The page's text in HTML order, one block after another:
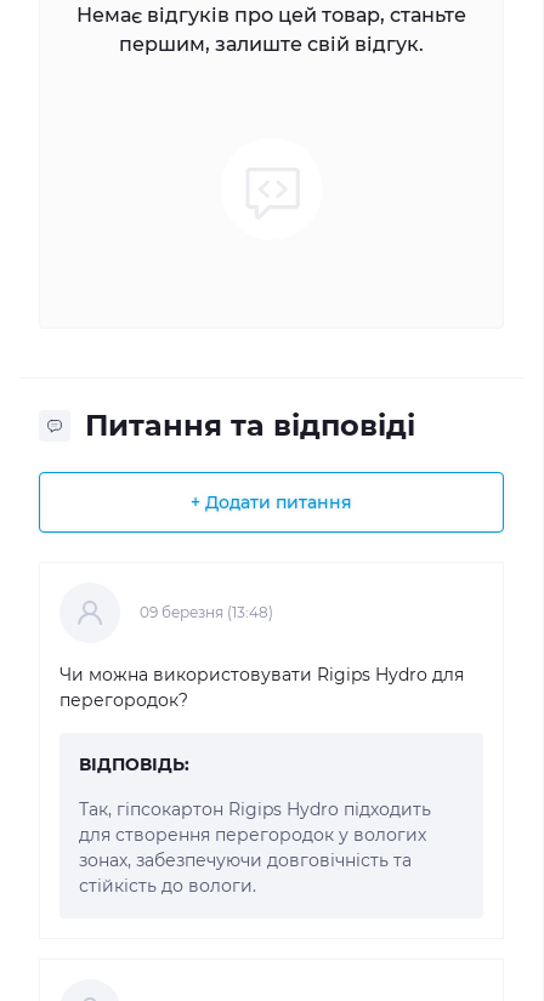
Немає відгуків про цей товар, станьте
першим, залиште свій відгук.
Питання та відповіді
+ Додати питання
09 березня (13:48)
Чи можна використовувати Rigips Hydro для
перегородок?
ВІДПОВІДЬ:
Так, гіпсокартон Rigips Hydro підходить
для створення перегородок у вологих
зонах, забезпечуючи довговічність та
стійкість до вологи.